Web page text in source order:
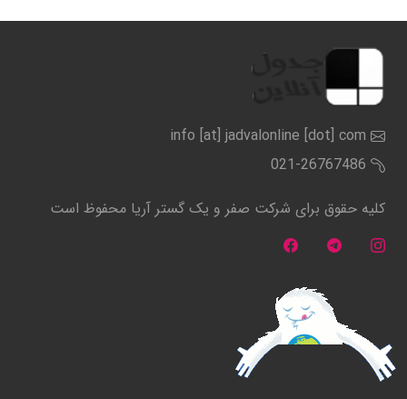
info [at] jadvalonline [dot] com
021-26767486
کلیه حقوق برای شرکت صفر و یک گستر آریا محفوظ است